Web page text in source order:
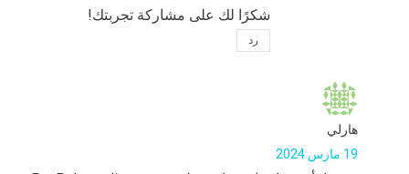
شكرًا لك على مشاركة تجربتك!
رد
هارلي
19 مارس 2024